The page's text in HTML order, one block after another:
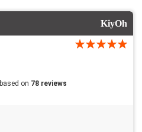
KiyOh
based on 78 reviews